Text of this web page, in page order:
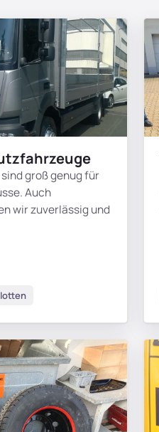
groß genug für
Auch
wir zuverlässig und